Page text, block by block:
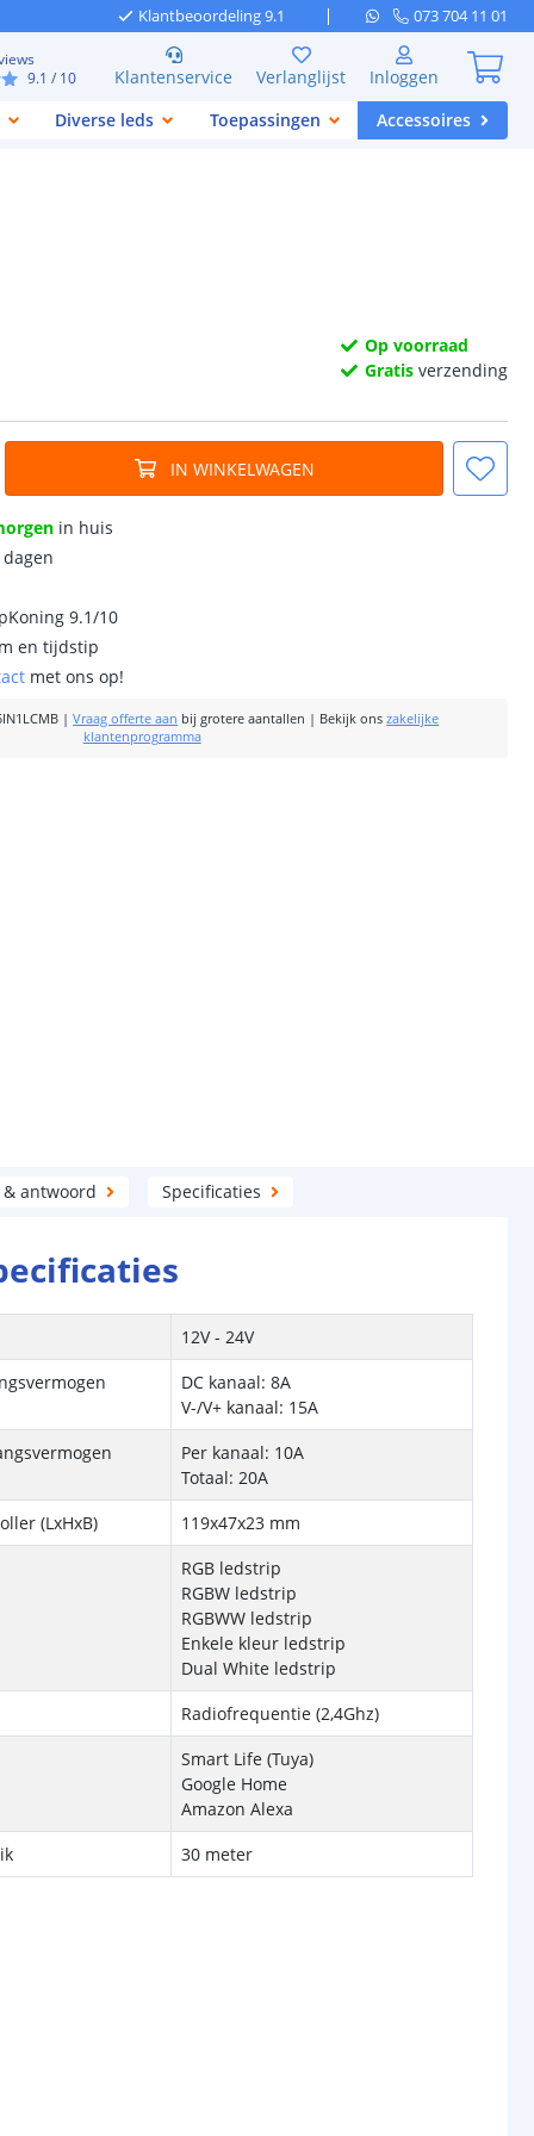
Klantbeoordeling 9.1 073 704 11 01
9.1 / 10 Klantenservice Verlanglijst
Inloggen
Diverse leds Toepassingen Accessoires
Op voorraad
Gratis verzending
IN WINKELWAGEN
in huis
9.1/10
en tijdstip
met ons op!
|Vraag offerte aan bij grotere aantallen | Bekijk ons zakelijke
klantenprogramma
& antwoord Specificaties
12V - 24V
DC kanaal: 8A
V-/V+ kanaal: 15A
Per kanaal: 10A
Totaal: 20A
(LxHxB)
119x47x23 mm
RGB ledstrip
RGBW ledstrip
RGBWW ledstrip
Enkele kleur ledstrip
Dual White ledstrip
Radiofrequentie (2,4Ghz)
Smart Life (Tuya)
Google Home
Amazon Alexa
30 meter